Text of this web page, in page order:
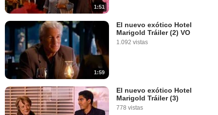
1:51
1:59
El nuevo exótico Hotel
Marigold Tráiler (2) VO
1.092 vistas
El nuevo exótico Hotel
Marigold Tráiler (3)
778 vistas